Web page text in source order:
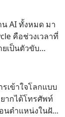
ทางเลือก
ะเห็นความแตก
เลือกและตัดสิน
ดตามได้ในพอด
น AI ทั้งหมด มา
คือช่วงเวลาที่
เป็นตัวขับ
เข้าใจโลกแบบ
ากได้โทรศัพท์
นตำแหน่งในฝัน